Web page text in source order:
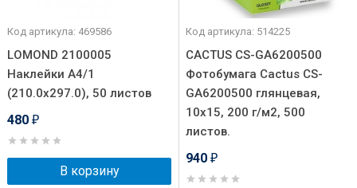
Код артикула: 469586
LOMOND 2100005
Наклейки A4/1
(210.0х297.0), 50 листов
480 ₽
В корзину
Код артикула: 514225
CACTUS CS-GA6200500
Фотобумага Cactus CS-
GA6200500 глянцевая,
10x15, 200 г/м2, 500
листов.
940 ₽